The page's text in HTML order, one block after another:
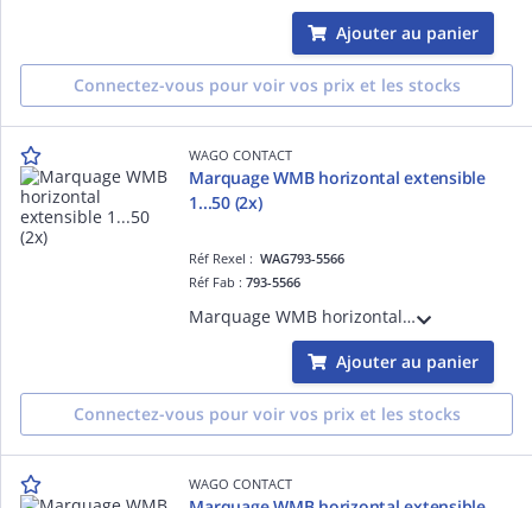
Ajouter au panier
Connectez-vous pour voir vos prix et les stocks
WAGO CONTACT
Marquage WMB horizontal extensible
1...50 (2x)
Réf Rexel :WAG793-5566
Réf Fab :793-5566
Marquage WMB horizontal extensible 1...50 (2x)
Ajouter au panier
Connectez-vous pour voir vos prix et les stocks
WAGO CONTACT